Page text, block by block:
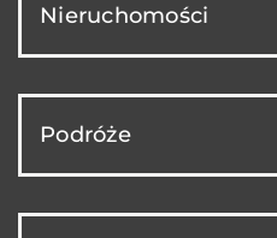
Nieruchomości
Podróże